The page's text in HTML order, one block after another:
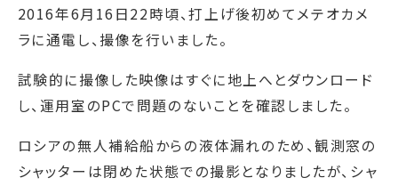
2016年6月16日22時頃、打上げ後初めてメテオカメ
ラに通電し、撮像を行いました。
試験的に撮像した映像はすぐに地上へとダウンロード
し、運用室のPCで問題のないことを確認しました。
ロシアの無人補給船からの液体漏れのため、観測窓の
シャッターは閉めた状態での撮影となりましたが、シャ